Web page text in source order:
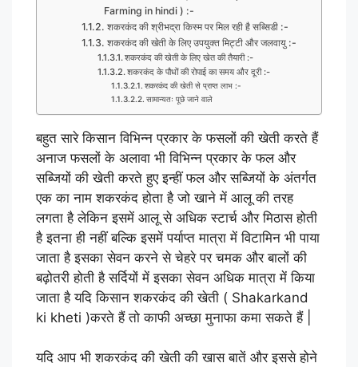
Farming in hindi ) :-
शकरकंद की श्रीभद्रा किस्म पर मिल रही है सब्सिडी :-
शकरकंद की खेती के लिए उपयुक्त मिट्टी और जलवायु :-
शकरकंद की खेती के लिए खेत की तैयारी :-
शकरकंद के पौधों की रोपाई का समय और दूरी :-
शकरकंद की खेती से प्राप्त लाभ :-
सामान्यतः पूछे जाने वाले
बहुत सारे किसान विभिन्न प्रकार के फसलों की खेती करते हैं
अनाज फसलों के अलावा भी विभिन्न प्रकार के फल और
सब्जियों की खेती करते हुए इन्हीं फल और सब्जियों के अंतर्गत
एक का नाम शकरकंद होता है जो खाने में आलू की तरह
लगता है लेकिन इसमें आलू से अधिक स्टार्च और मिठास होती
है इतना ही नहीं बल्कि इसमें पर्याप्त मात्रा में विटामिन भी पाया
जाता है इसका सेवन करने से चेहरे पर चमक और बालों की
बढ़ोतरी होती है सर्दियों में इसका सेवन अधिक मात्रा में किया
जाता है यदि किसान शकरकंद की खेती ( Shakarkand
ki kheti )करते हैं तो काफी अच्छा मुनाफा कमा सकते हैं |
यदि आप भी शकरकंद की खेती की खास बातें और इससे होने